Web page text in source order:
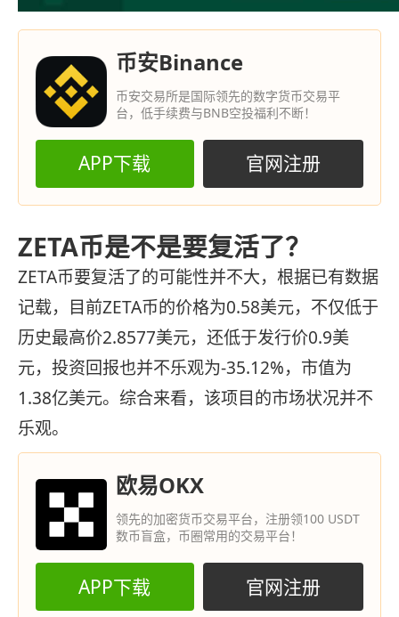
币安Binance
币安交易所是国际领先的数字货币交易平
台，低手续费与BNB空投福利不断！
APP下载 官网注册
ZETA币是不是要复活了？
ZETA币要复活了的可能性并不大，根据已有数据
记载，目前ZETA币的价格为0.58美元，不仅低于
历史最高价2.8577美元，还低于发行价0.9美
元，投资回报也并不乐观为-35.12%，市值为
1.38亿美元。综合来看，该项目的市场状况并不
乐观。
欧易OKX
领先的加密货币交易平台，注册领100 USDT
数币盲盒，币圈常用的交易平台！
APP下载 官网注册